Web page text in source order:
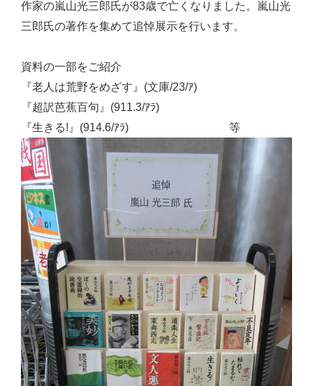
作家の嵐山光三郎氏が83歳で亡くなりました。嵐山光
三郎氏の著作を集めて追悼展示を行います。
資料の一部をご紹介
『老人は荒野をめざす』(文庫/23/ｱ)
『超訳芭蕉百句』(911.3/ｱﾗ)
『生きる!』(914.6/ｱﾗ) 等